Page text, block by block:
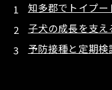
知多郡でトイプ
子犬の成長を支
予防接種と定期
トイプードルの